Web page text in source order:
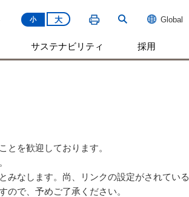
小 大 Global
サステナビリティ 採用
を歓迎しております。
みなします。尚、リンクの設定がされている
で、予めご了承ください。